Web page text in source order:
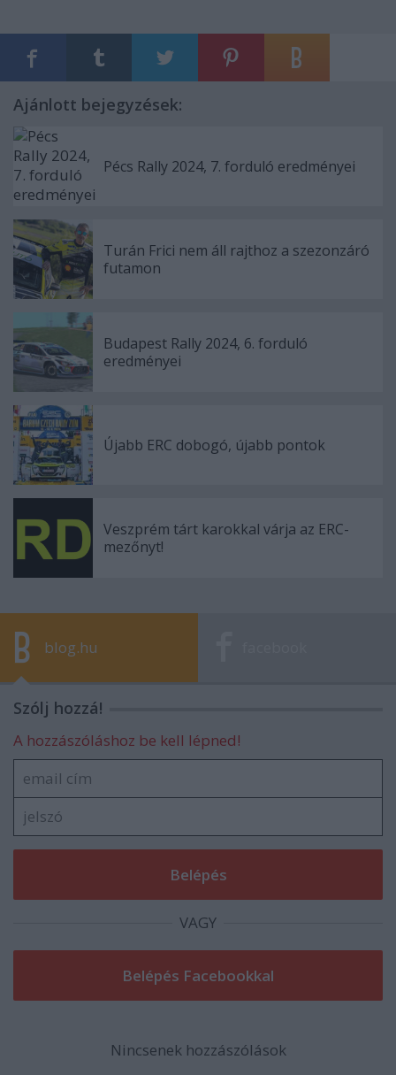
Ajánlott bejegyzések:
Pécs Rally 2024, 7. forduló eredményei
Turán Frici nem áll rajthoz a szezonzáró
futamon
Budapest Rally 2024, 6. forduló
eredményei
Újabb ERC dobogó, újabb pontok
Veszprém tárt karokkal várja az ERC-
mezőnyt!
blog.hu
Szólj hozzá!
A hozzászóláshoz be kell lépned!
VAGY
Nincsenek hozzászólások